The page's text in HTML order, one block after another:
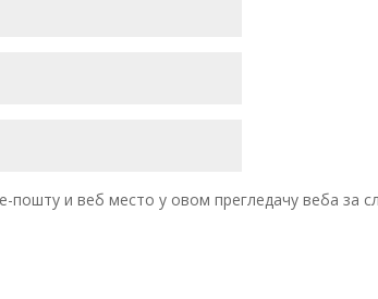
пошту и веб место у овом прегледачу веба за